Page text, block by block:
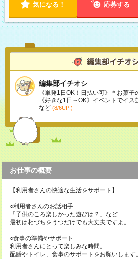
気になる！ 応募する
編集部イチオシ
《単発1日OK！日払い可》＊お菓子
《好きな1日～OK》イベントでイ
など (8/6UP!)
お仕事の概要
【利用者さんの快適な生活をサポート】
○利用者さんのお話相手
「子供のころ楽しかった遊びは？」など
最初は相づちをうつだけでも大丈夫ですよ。
○食事の準備やサポート
利用者さんにとって楽しみな時間。
配膳やトイレ、食事のサポートをお願いします。